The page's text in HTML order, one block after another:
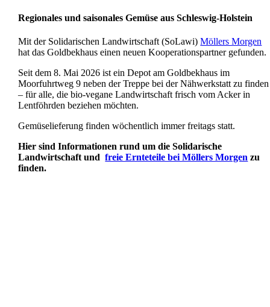
Regionales und saisonales Gemüse aus Schleswig-Holstein
Mit der Solidarischen Landwirtschaft (SoLawi)Möllers Morgen
hat das Goldbekhaus einen neuen Kooperationspartner gefunden.
Seit dem 8. Mai 2026 ist ein Depot am Goldbekhaus im
Moorfuhrtweg 9 neben der Treppe bei der Nähwerkstatt zu finden
– für alle, die bio-vegane Landwirtschaft frisch vom Acker in
Lentföhrden beziehen möchten.
Gemüselieferung finden wöchentlich immer freitags statt.
Hier sind Informationen rund um die Solidarische
Landwirtschaft undfreie Ernteteile bei Möllers Morgen zu
finden.